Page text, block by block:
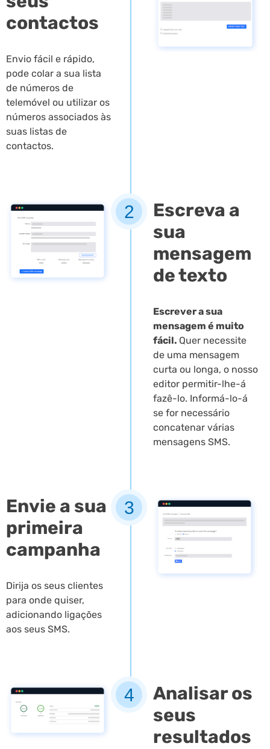
contactos
Envio fácil e rápido,
pode colar a sua lista
de números de
telemóvel ou utilizar os
números associados às
suas listas de
contactos.
2
Escreva a
sua
mensagem
de texto
Escrever a sua
mensagem é muito
fácil. Quer necessite
de uma mensagem
curta ou longa, o nosso
editor permitir-lhe-á
fazê-lo. Informá-lo-á
se for necessário
concatenar várias
mensagens SMS.
Envie a sua
primeira
campanha
Dirija os seus clientes
para onde quiser,
adicionando ligações
aos seus SMS.
3
4
Analisar os
seus
resultados